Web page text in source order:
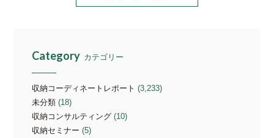
Category カテゴリー
収納コーディネートレポート (3,233)
未分類 (18)
収納コンサルティング (10)
収納セミナー (5)